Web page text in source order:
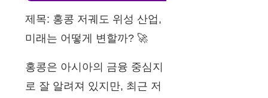
제목: 홍콩 저궤도 위성 산업,
미래는 어떻게 변할까? 🚀
홍콩은 아시아의 금융 중심지
로 잘 알려져 있지만, 최근 저